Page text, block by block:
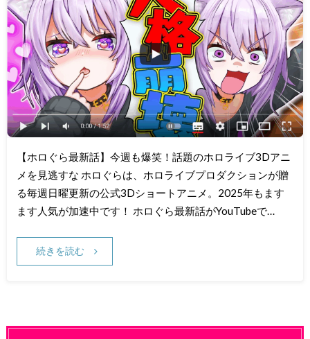
【ホロぐら最新話】今週も爆笑！話題のホロライブ3Dアニ
メを見逃すな ホロぐらは、ホロライブプロダクションが贈
る毎週日曜更新の公式3Dショートアニメ。2025年もます
ます人気が加速中です！ ホロぐら最新話がYouTubeで…
続きを読む